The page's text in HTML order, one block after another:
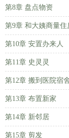
第8章 盘点物资
第9章 和大姨商量住
第10章 安置办来人
第11章 史灵灵
第12章 搬到医院宿
第13章 布置新家
第14章 新邻居
第15章 剪发